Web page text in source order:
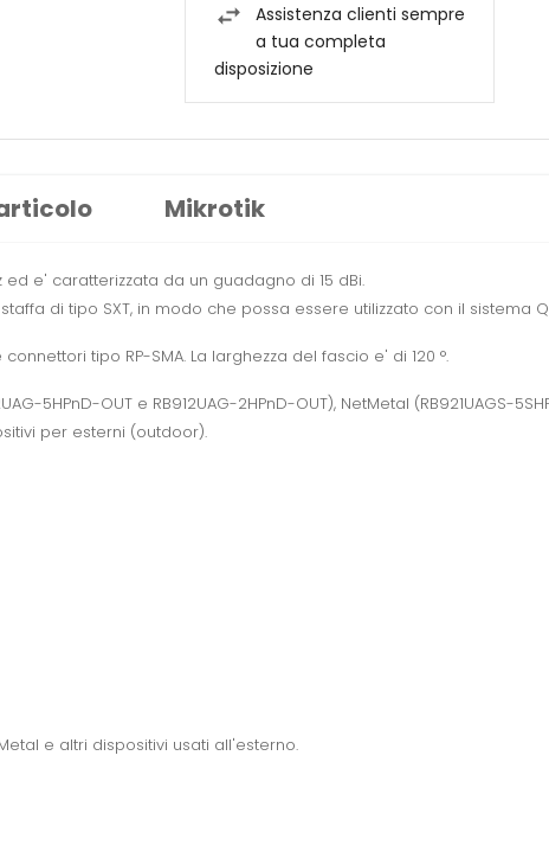
Assistenza clienti sempre
a tua completa
disposizione
Mikrotik
ed e' caratterizzata da un guadagno di 15 dBi.
di tipo SXT, in modo che possa essere utilizzato con il sistema
tipo RP-SMA. La larghezza del fascio e' di 120 °.
5HPnD-OUT e RB912UAG-2HPnD-OUT), NetMetal (RB921UAGS-
per esterni (outdoor).
e altri dispositivi usati all'esterno.